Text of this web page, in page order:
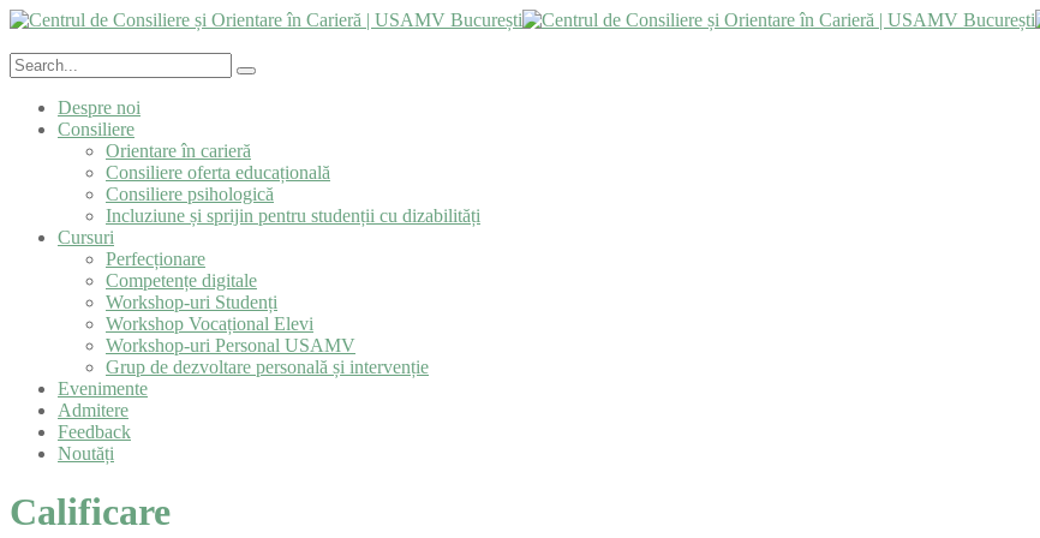
Despre noi
Consiliere
Orientare în carieră
Consiliere oferta educațională
Consiliere psihologică
Incluziune și sprijin pentru studenții cu dizabilități
Cursuri
Perfecționare
Competențe digitale
Workshop-uri Studenți
Workshop Vocațional Elevi
Workshop-uri Personal USAMV
Grup de dezvoltare personală și intervenție
Evenimente
Admitere
Feedback
Noutăți
Calificare